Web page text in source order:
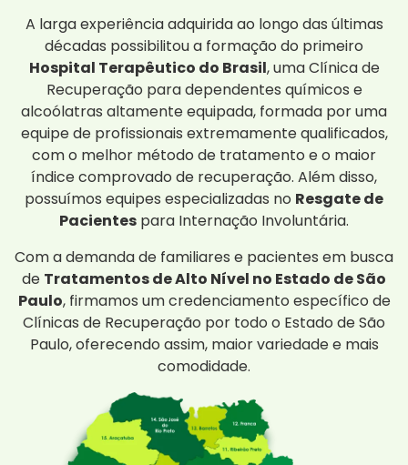
A larga experiência adquirida ao longo das últimas
décadas possibilitou a formação do primeiro
Hospital Terapêutico do Brasil, uma Clínica de
Recuperação para dependentes químicos e
alcoólatras altamente equipada, formada por uma
equipe de profissionais extremamente qualificados,
com o melhor método de tratamento e o maior
índice comprovado de recuperação. Além disso,
possuímos equipes especializadas no Resgate de
Pacientes para Internação Involuntária.
Com a demanda de familiares e pacientes em busca
de Tratamentos de Alto Nível no Estado de São
Paulo, firmamos um credenciamento específico de
Clínicas de Recuperação por todo o Estado de São
Paulo, oferecendo assim, maior variedade e mais
comodidade.